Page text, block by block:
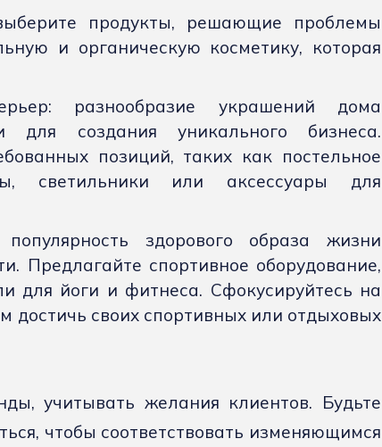
продукты, решающие проблемы
и органическую косметику, которая
разнообразие украшений дома
для создания уникального бизнеса.
позиций, таких как постельное
светильники или аксессуары для
здорового образа жизни
Предлагайте спортивное оборудование,
для йоги и фитнеса. Сфокусируйтесь на
достичь своих спортивных или отдыховых
учитывать желания клиентов. Будьте
чтобы соответствовать изменяющимся